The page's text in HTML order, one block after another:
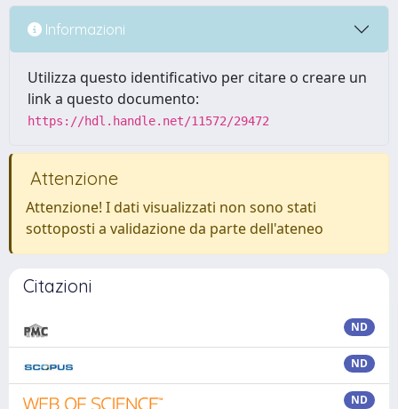
Informazioni
Utilizza questo identificativo per citare o creare un
link a questo documento:
https://hdl.handle.net/11572/29472
Attenzione
Attenzione! I dati visualizzati non sono stati
sottoposti a validazione da parte dell'ateneo
Citazioni
ND
ND
ND